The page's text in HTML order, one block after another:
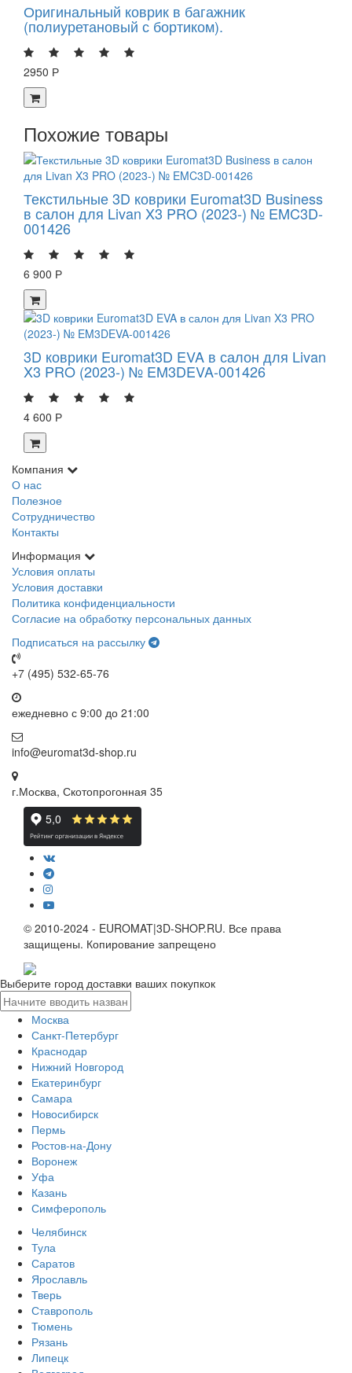
Оригинальный коврик в багажник
(полиуретановый с бортиком).
2950 Р
Похожие товары
Текстильные 3D коврики Euromat3D Business
в салон для Livan X3 PRO (2023-) № EMC3D-
001426
6 900 Р
3D коврики Euromat3D EVA в салон для Livan
X3 PRO (2023-) № EM3DEVA-001426
4 600 Р
Компания
О нас
Полезное
Сотрудничество
Контакты
Информация
Условия оплаты
Условия доставки
Политика конфиденциальности
Согласие на обработку персональных данных
Подписаться на рассылку
+7 (495) 532-65-76
ежедневно с 9:00 до 21:00
info@euromat3d-shop.ru
г.Москва, Скотопрогонная 35
© 2010-2024 - EUROMAT|3D-SHOP.RU. Все права
защищены. Копирование запрещено
Выберите город доставки ваших покупкок
Москва
Санкт-Петербург
Краснодар
Нижний Новгород
Екатеринбург
Самара
Новосибирск
Пермь
Ростов-на-Дону
Воронеж
Уфа
Казань
Симферополь
Челябинск
Тула
Саратов
Ярославль
Тверь
Ставрополь
Тюмень
Рязань
Липецк